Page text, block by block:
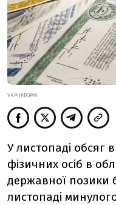
УКРІНФОРМ
У листопаді обсяг
фізичних осіб в
державної позики
листопаді